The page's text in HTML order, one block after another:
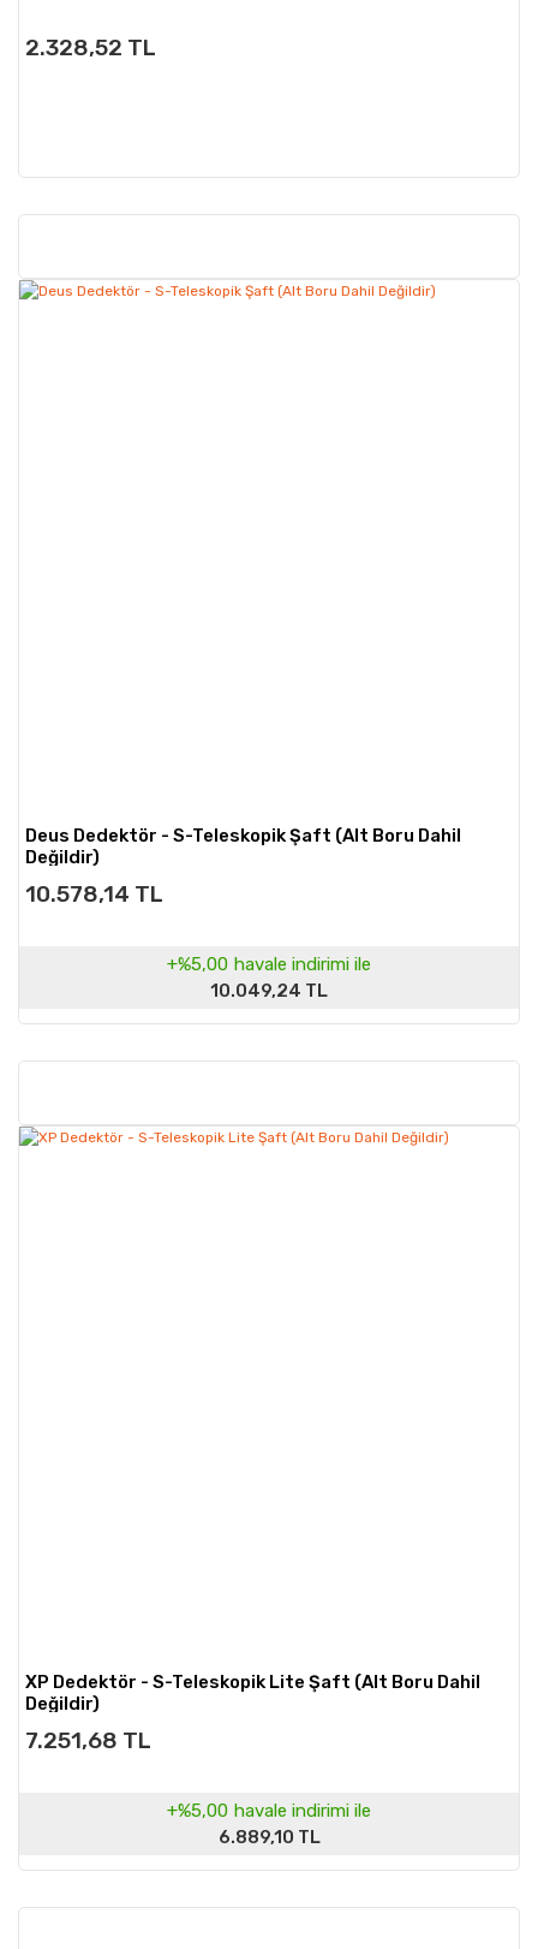
2.328,52 TL
Deus Dedektör - S-Teleskopik Şaft (Alt Boru Dahil
Değildir)
10.578,14 TL
+%5,00 havale indirimi ile
10.049,24 TL
XP Dedektör - S-Teleskopik Lite Şaft (Alt Boru Dahil
Değildir)
7.251,68 TL
+%5,00 havale indirimi ile
6.889,10 TL